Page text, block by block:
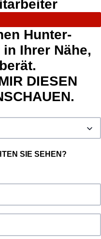
Hunter-
Ihrer Nähe,
DIESEN
SIE SEHEN?